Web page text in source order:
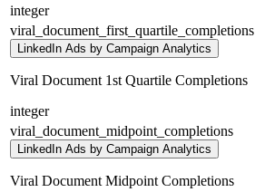
integer
viral_document_first_quartile_completions
LinkedIn Ads by Campaign Analytics
Viral Document 1st Quartile Completions
integer
viral_document_midpoint_completions
LinkedIn Ads by Campaign Analytics
Viral Document Midpoint Completions